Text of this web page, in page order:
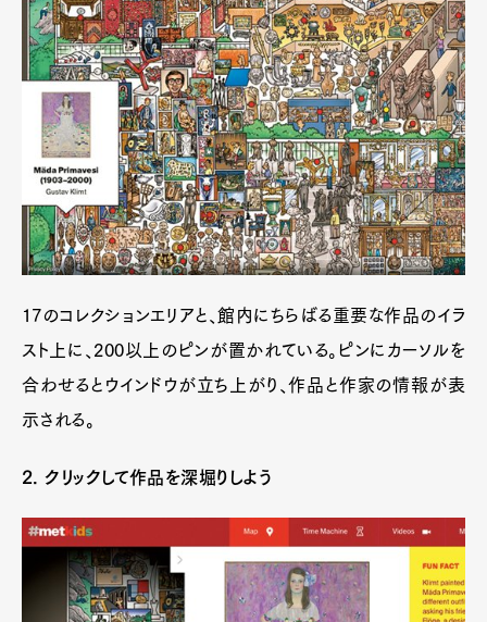
17のコレクションエリアと、館内にちらばる重要な作品のイラ
スト上に、200以上のピンが置かれている。ピンにカーソルを
合わせるとウインドウが立ち上がり、作品と作家の情報が表
示される。
2. クリックして作品を深堀りしよう